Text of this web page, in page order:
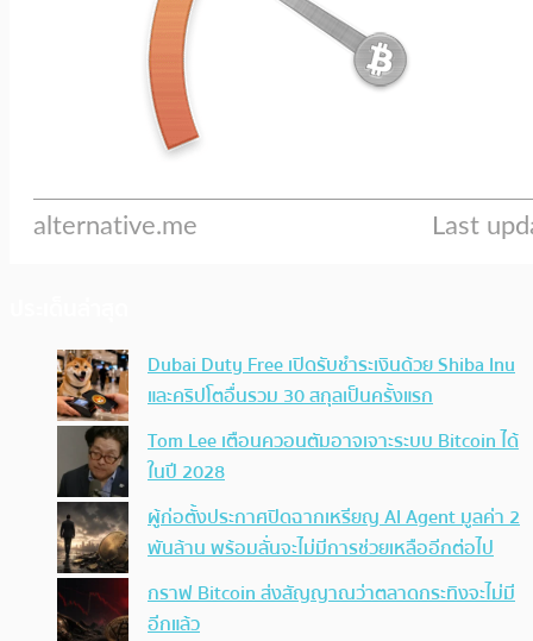
Dubai Duty Free เปิดรับชำระเงินด้วย Shiba Inu
และคริปโตอื่นรวม 30 สกุลเป็นครั้งแรก
Tom Lee เตือนควอนตัมอาจเจาะระบบ Bitcoin ได้
ในปี 2028
ผู้ก่อตั้งประกาศปิดฉากเหรียญ AI Agent มูลค่า 2
พันล้าน พร้อมลั่นจะไม่มีการช่วยเหลืออีกต่อไป
กราฟ Bitcoin ส่งสัญญาณว่าตลาดกระทิงจะไม่มี
อีกแล้ว